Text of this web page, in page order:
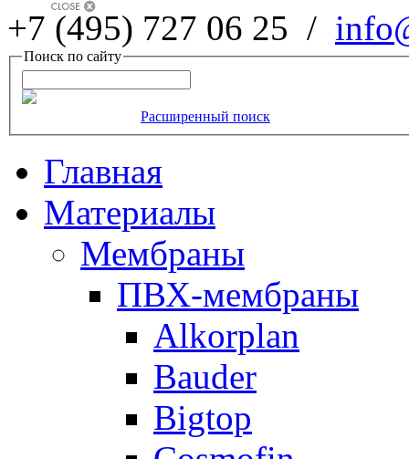
+7 (495) 727 06 25 /
Поиск по сайту
Расширенный поиск
Главная
Материалы
Мембраны
ПВХ-мембраны
Alkorplan
Bauder
Bigtop